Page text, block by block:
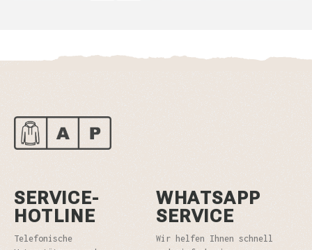
SERVICE-
HOTLINE
Telefonische
WHATSAPP
SERVICE
Wir helfen Ihnen schnell